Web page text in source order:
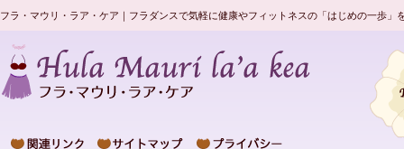
フラ・マウリ・ラア・ケア｜フラダンスで気軽に健康やフィットネスの「はじめの一歩